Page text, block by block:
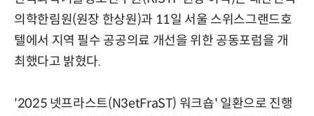
의학한림원(원장 한상원)과 11일 서울 스위스그랜드호
텔에서 지역 필수 공공의료 개선을 위한 공동포럼을 개
최했다고 밝혔다.
'2025 넷프라스트(N3etFraST) 워크숍' 일환으로 진행